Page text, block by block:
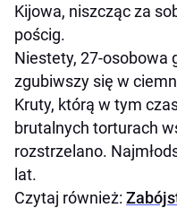
Kijowa, niszcząc za
pościg.
Niestety, 27-osobowa
zgubiwszy się w
Kruty, którą w tym
brutalnych torturach
rozstrzelano.
lat.
Czytaj również: